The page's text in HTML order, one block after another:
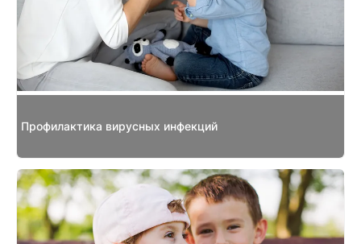
Профилактика вирусных инфекций